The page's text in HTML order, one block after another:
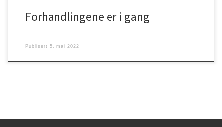
Forhandlingene er i gang
Publisert 5. mai 2022